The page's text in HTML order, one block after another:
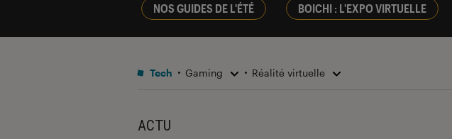
NOS GUIDES DE L'ÉTÉ BOICHI : L'EXPO VIRTUELLE
Tech Gaming Réalité virtuelle
ACTU